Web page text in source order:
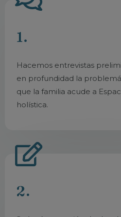
1.
Hacemos entrevistas
en profundidad la
que la familia acude a
holística.
2.